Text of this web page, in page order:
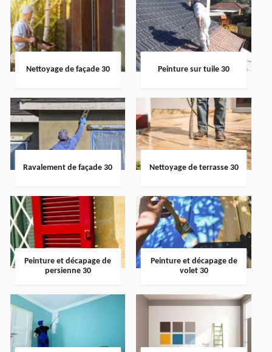
Nettoyage de façade 30 Peinture sur tuile 30
Ravalement de façade 30 Nettoyage de terrasse 30
Peinture et décapage de
persienne 30
Peinture et décapage de
volet 30